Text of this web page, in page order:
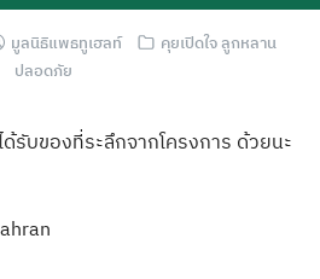
มูลนิธิแพธทูเฮลท์
คุยเปิดใจ ลูกหลาน
ปลอดภัย
รับของที่ระลึกจากโครงการ ด้วยนะ